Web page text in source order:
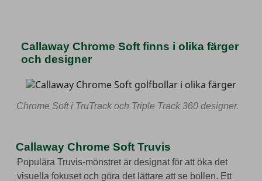
Callaway Chrome Soft finns i olika färger
och designer
Chrome Soft i TruTrack och Triple Track 360 designer.
Callaway Chrome Soft Truvis
Populära Truvis-mönstret är designat för att öka det
visuella fokuset och göra det lättare att se bollen. Ett